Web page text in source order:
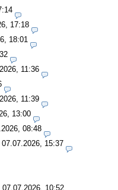
17:18
18:01
11:36
11:39
13:00
08:48
07.07.2026, 15:37
07.07.2026, 10:52